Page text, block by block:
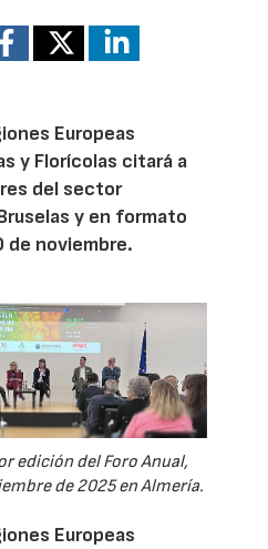
Europeas
y Florícolas citará a
del sector
y en formato
de noviembre.
edición del Foro Anual,
de 2025 en Almería.
Europeas